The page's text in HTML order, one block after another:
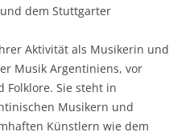
dem Stuttgarter
Aktivität als Musikerin und
Musik Argentiniens, vor
Folklore. Sie steht in
Musikern und
Künstlern wie dem